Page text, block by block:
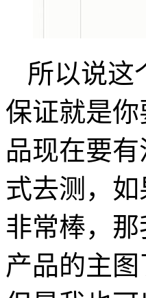
所以说这
保证就是
品现在要
式去测，
非常棒，
产品的主